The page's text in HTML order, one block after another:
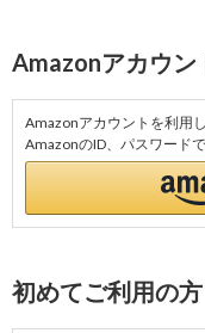
Amazonアカウン
Amazonアカウントを利用
AmazonのID、パスワード
初めてご利用の